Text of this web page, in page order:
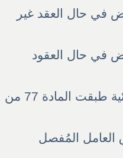
في حال العقد غير
في حال العقود
سوابق قضائية طبقت المادة 77 من
المُفصل